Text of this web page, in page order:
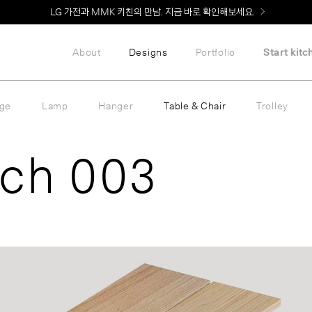
LG 가전과 MMK 키친의 만남. 지금 바로 확인해보세요.
About Designs Portfolio Start
Lamp Hanger Table & Chair Trolley
003